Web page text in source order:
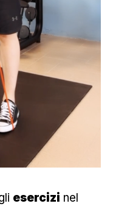
esercizi nel